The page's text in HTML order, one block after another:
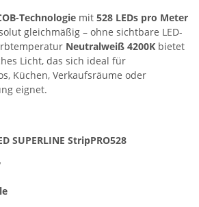
Technologie mit 528 LEDs pro Meter
gleichmäßig – ohne sichtbare LED-
Neutralweiß 4200K bietet
Licht, das sich ideal für
Küchen, Verkaufsräume oder
eignet.
SUPERLINE StripPRO528